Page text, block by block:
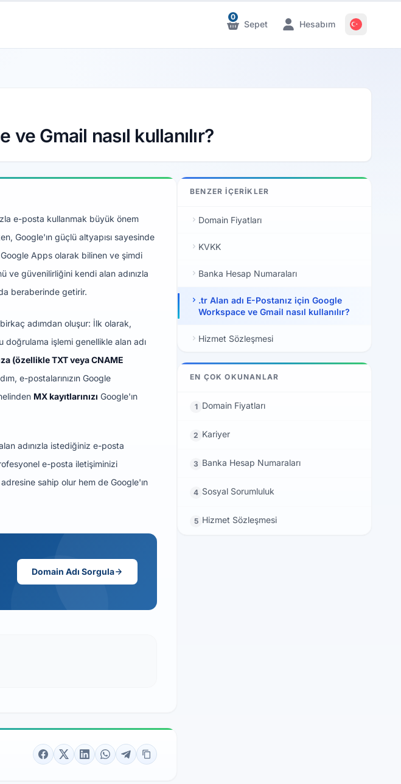
Sepet
Bildirimler
0
Hesabım
Bildirimler
Gmail nasıl kullanılır?
e-posta kullanmak büyük önem
Google'ın güçlü altyapısı sayesinde
Apps olarak bilinen ve şimdi
ve güvenilirliğini kendi alan adınızla
beraberinde getirir.
adımdan oluşur: İlk olarak,
doğrulama işlemi genellikle alan adı
(özellikle TXT veya CNAME
e-postalarınızın Google
MX kayıtlarınızı Google'ın
adınızla istediğiniz e-posta
e-posta iletişiminizi
sahip olur hem de Google'ın
Domain Adı Sorgula
BENZER İÇERIKLER
Domain Fiyatları
KVKK
Banka Hesap Numaraları
.tr Alan adı E-Postanız için Google
Workspace ve Gmail nasıl kullanılır?
Hizmet Sözleşmesi
EN ÇOK OKUNANLAR
1 Domain Fiyatları
2 Kariyer
3 Banka Hesap Numaraları
4 Sosyal Sorumluluk
5 Hizmet Sözleşmesi